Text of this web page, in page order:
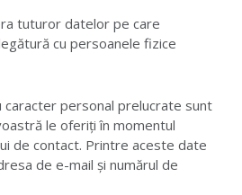
tuturor datelor pe care
cu persoanele fizice
caracter personal prelucrate sunt
le oferiți în momentul
de contact. Printre aceste date
de e-mail și numărul de